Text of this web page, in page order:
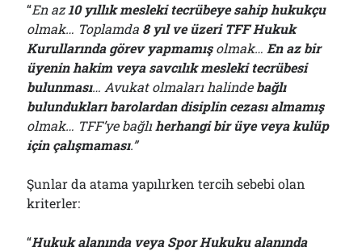
“En az10 yıllık mesleki tecrübeye sahip hukukçu
olmak… Toplamda 8 yıl ve üzeri TFF Hukuk
Kurullarında görev yapmamışolmak… En az bir
üyenin hakim veya savcılık mesleki tecrübesi
bulunması… Avukat olmaları halindebağlı
bulundukları barolardan disiplin cezası almamış
olmak… TFF’ye bağlıherhangi bir üye veya kulüp
için çalışmaması.”
Şunlar da atama yapılırken tercih sebebi olan
kriterler:
“Hukuk alanında veya Spor Hukuku alanında